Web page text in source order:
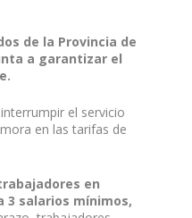
de la Provincia de
a garantizar el
el servicio
en las tarifas de
en
3 salarios mínimos,